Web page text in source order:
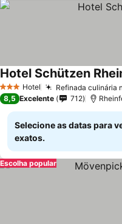
3 EstrelasHotel Refinada culinária
Hotel Schützen
8,5 Excelente 712
Selecione as datas para
exatos.
Escolha popular